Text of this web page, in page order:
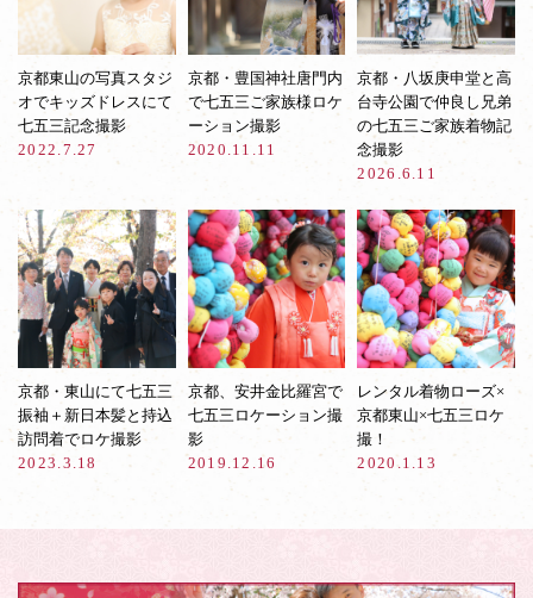
京都東山の写真スタジ
オでキッズドレスにて
七五三記念撮影
2022.7.27
京都・豊国神社唐門内
で七五三ご家族様ロケ
ーション撮影
2020.11.11
京都・八坂庚申堂と高
台寺公園で仲良し兄弟
の七五三ご家族着物記
念撮影
2026.6.11
京都・東山にて七五三
振袖＋新日本髪と持込
訪問着でロケ撮影
2023.3.18
京都、安井金比羅宮で
七五三ロケーション撮
影
2019.12.16
レンタル着物ローズ×
京都東山×七五三ロケ
撮！
2020.1.13